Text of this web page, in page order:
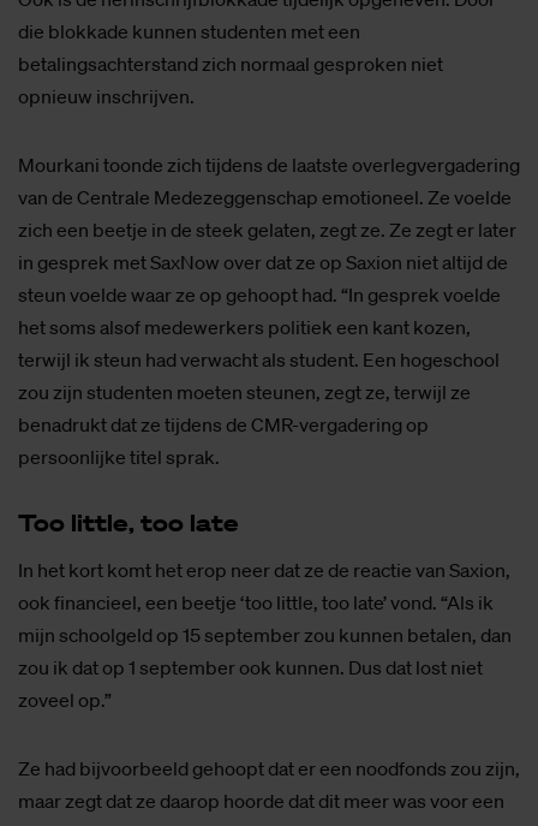
die blokkade kunnen studenten met een
betalingsachterstand zich normaal gesproken niet
opnieuw inschrijven.
Mourkani toonde zich tijdens de laatste overlegvergadering
van de Centrale Medezeggenschap emotioneel. Ze voelde
zich een beetje in de steek gelaten, zegt ze. Ze zegt er later
in gesprek met SaxNow over dat ze op Saxion niet altijd de
steun voelde waar ze op gehoopt had. “In gesprek voelde
het soms alsof medewerkers politiek een kant kozen,
terwijl ik steun had verwacht als student. Een hogeschool
zou zijn studenten moeten steunen, zegt ze, terwijl ze
benadrukt dat ze tijdens de CMR-vergadering op
persoonlijke titel sprak.
Too litt­le, too late
In het kort komt het erop neer dat ze de reactie van Saxion,
ook financieel, een beetje ‘too little, too late’ vond. “Als ik
mijn schoolgeld op 15 september zou kunnen betalen, dan
zou ik dat op 1 september ook kunnen. Dus dat lost niet
zoveel op.”
Ze had bijvoorbeeld gehoopt dat er een noodfonds zou zijn,
maar zegt dat ze daarop hoorde dat dit meer was voor een